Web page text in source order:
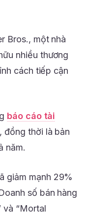
Bros., một nhà
nhiều thương
cách tiếp cận
báo cáo tài
đồng thời là bản
năm.
giảm mạnh 29%
số bán hàng
và “Mortal